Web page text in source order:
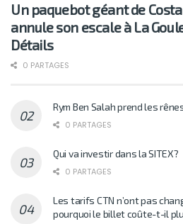
Un paquebot géant de
annule son escale à La
Détails
0 PARTAGES
Rym Ben Salah prend les
0 PARTAGES
Qui va investir dans la SITEX?
0 PARTAGES
Les tarifs CTN n’ont pas
pourquoi le billet coûte-t-il